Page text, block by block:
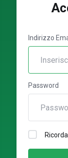
Indirizzo
Password